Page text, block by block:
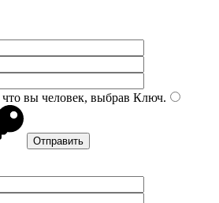
вы человек, выбрав Ключ.